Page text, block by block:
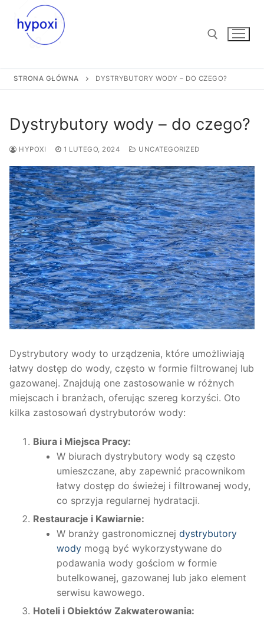
Przejdź
Szukaj:
STRONA GŁÓWNA DYSTRYBUTORY WODY – DO CZEGO?
Dystrybutory wody – do czego?
HYPOXI 1 LUTEGO, 2024 UNCATEGORIZED
Dystrybutory wody to urządzenia, które umożliwiają
łatwy dostęp do wody, często w formie filtrowanej lub
gazowanej. Znajdują one zastosowanie w różnych
miejscach i branżach, oferując szereg korzyści. Oto
kilka zastosowań dystrybutorów wody:
Biura i Miejsca Pracy:
W biurach dystrybutory wody są często
umieszczane, aby zapewnić pracownikom
łatwy dostęp do świeżej i filtrowanej wody,
co sprzyja regularnej hydratacji.
Restauracje i Kawiarnie:
W branży gastronomicznej dystrybutory
wody mogą być wykorzystywane do
podawania wody gościom w formie
butelkowanej, gazowanej lub jako element
serwisu kawowego.
Hoteli i Obiektów Zakwaterowania: